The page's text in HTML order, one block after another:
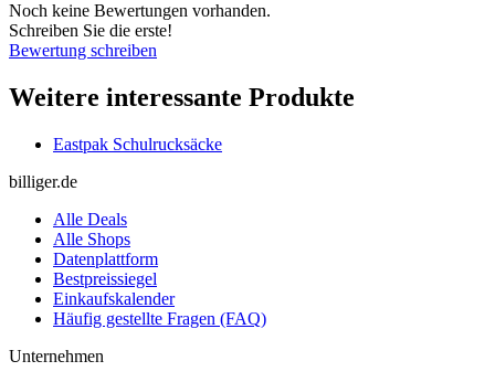
Noch keine Bewertungen vorhanden.
Schreiben Sie die erste!
Bewertung schreiben
Weitere interessante Produkte
Eastpak Schulrucksäcke
billiger.de
Alle Deals
Alle Shops
Datenplattform
Bestpreissiegel
Einkaufskalender
Häufig gestellte Fragen (FAQ)
Unternehmen